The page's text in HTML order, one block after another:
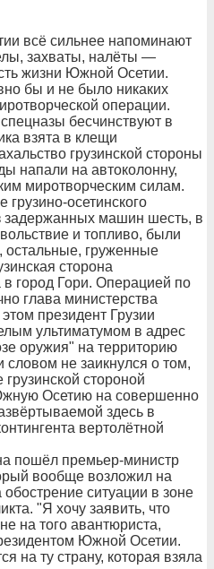
всё сильнее напоминают
захваты, налёты —
жизни Южной Осетии.
бы и не было никаких
операции.
бесчинствуют в
взята в клещи
грузинской стороны
напали на автоколонну,
миротворческим силам.
осетинского
задержанных машин шесть, в
и топливо, были
груженные
сторона
город Гори. Операцией по
глава министерства
президент Грузии
ультиматумом в адрес
оружия" на территорию
словом не заикнулся о том,
стороной
Осетию на совершенно
здесь в
вертолётной
пошёл премьер-министр
вообще возложил на
обострение ситуации в зоне
"Я хочу заявить, что
на того авантюриста,
Южной Осетии.
на ту страну, которая взяла